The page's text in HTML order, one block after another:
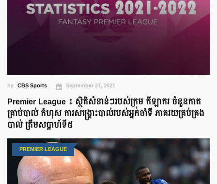
by CBS Sports September 21, 2021
Premier League ៖ ស្ថិតិសំខាន់ៗរបស់ក្រុម កីឡាករ ចំនួនកាត
គ្រាប់បាល់ កំហុស ការសង្រ្គោះបាល់របស់អ្នកចាំទី ភាគរយគ្រប់គ្រង
បាល់ ត្រឹមសប្តាហ៍ទី៥
PREMIER LEAGUE